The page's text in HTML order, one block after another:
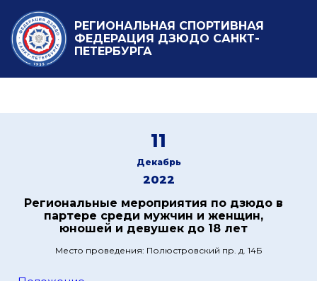
РЕГИОНАЛЬНАЯ СПОРТИВНАЯ
ФЕДЕРАЦИЯ ДЗЮДО САНКТ-
ПЕТЕРБУРГА
11
Декабрь
2022
Региональные мероприятия по дзюдо в
партере среди мужчин и женщин,
юношей и девушек до 18 лет
Место проведения: Полюстровский пр. д. 14Б